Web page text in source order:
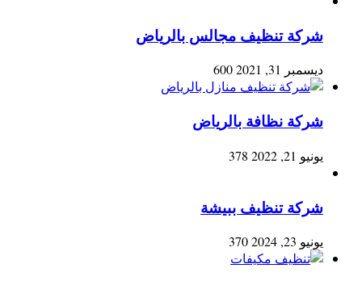
شركة تنظيف مجالس بالرياض
ديسمبر 31, 2021 600
شركة نظافة بالرياض
يونيو 21, 2022 378
شركة تنظيف ببيشة
يونيو 23, 2024 370